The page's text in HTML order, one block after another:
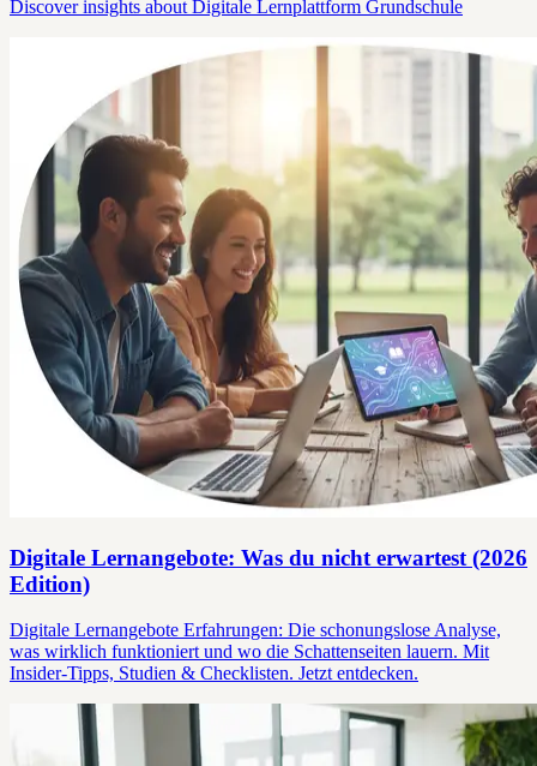
Discover insights about Digitale Lernplattform Grundschule
Digitale Lernangebote: Was du nicht erwartest (2026
Edition)
Digitale Lernangebote Erfahrungen: Die schonungslose Analyse,
was wirklich funktioniert und wo die Schattenseiten lauern. Mit
Insider-Tipps, Studien & Checklisten. Jetzt entdecken.